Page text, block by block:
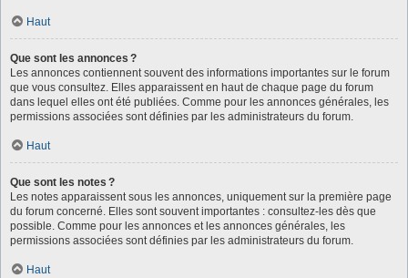
Haut
Que sont les annonces ?
Les annonces contiennent souvent des informations importantes sur le forum
que vous consultez. Elles apparaissent en haut de chaque page du forum
dans lequel elles ont été publiées. Comme pour les annonces générales, les
permissions associées sont définies par les administrateurs du forum.
Haut
Que sont les notes ?
Les notes apparaissent sous les annonces, uniquement sur la première page
du forum concerné. Elles sont souvent importantes : consultez-les dès que
possible. Comme pour les annonces et les annonces générales, les
permissions associées sont définies par les administrateurs du forum.
Haut